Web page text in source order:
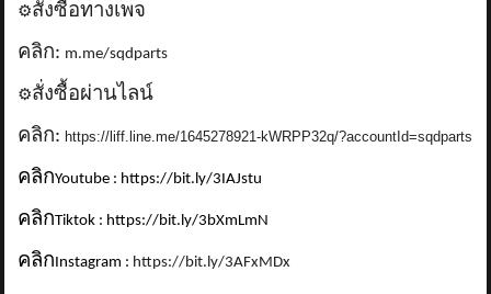
⚙️สั่งซื้อทางเพจ
คลิก: m.me/sqdparts
⚙️สั่งซื้อผ่านไลน์
คลิก: https://liff.line.me/1645278921-kWRPP32q/?accountId=sqdparts
คลิกYoutube : https://bit.ly/3IAJstu
คลิกTiktok : https://bit.ly/3bXmLmN
คลิกInstagram : https://bit.ly/3AFxMDx